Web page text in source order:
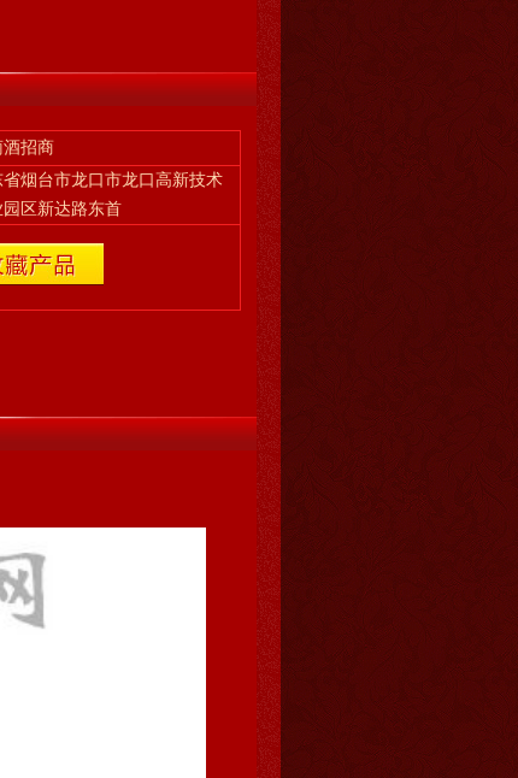
酒招商
省烟台市龙口市龙口高新技术
园区新达路东首